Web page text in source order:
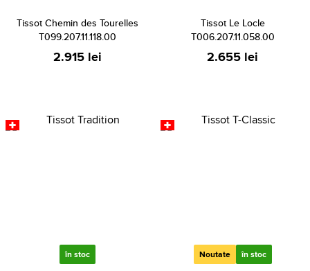
Tissot Chemin des Tourelles
T099.207.11.118.00
2.915 lei
Tissot Le Locle
T006.207.11.058.00
2.655 lei
în stoc Noutate în stoc